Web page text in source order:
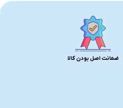
ضمانت اصل بودن کالا